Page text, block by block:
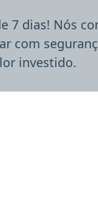
7 dias! Nós
com
investido.